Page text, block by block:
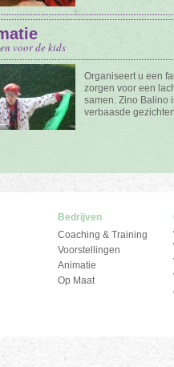
voor de kids
Organiseert u een
zorgen voor een
samen. Zino Balino
verbaasde
Bedrijven
Coaching & Training
Voorstellingen
Animatie
Op Maat